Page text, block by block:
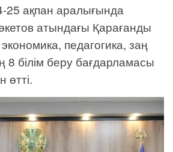
ақпан аралығында
атындағы Қарағанды
педагогика, заң
8 білім беру бағдарламасы
өтті.